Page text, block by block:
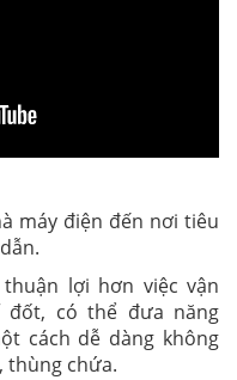
máy điện đến nơi tiêu
lợi hơn việc vận
đốt, có thể đưa năng
cách dễ dàng không
thùng chứa.